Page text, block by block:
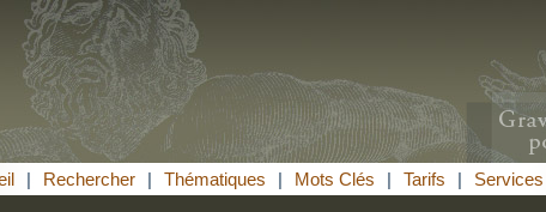
| Rechercher | Thématiques | Mots Clés | Tarifs | Services